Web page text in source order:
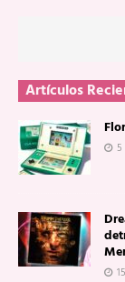
Artículos
5